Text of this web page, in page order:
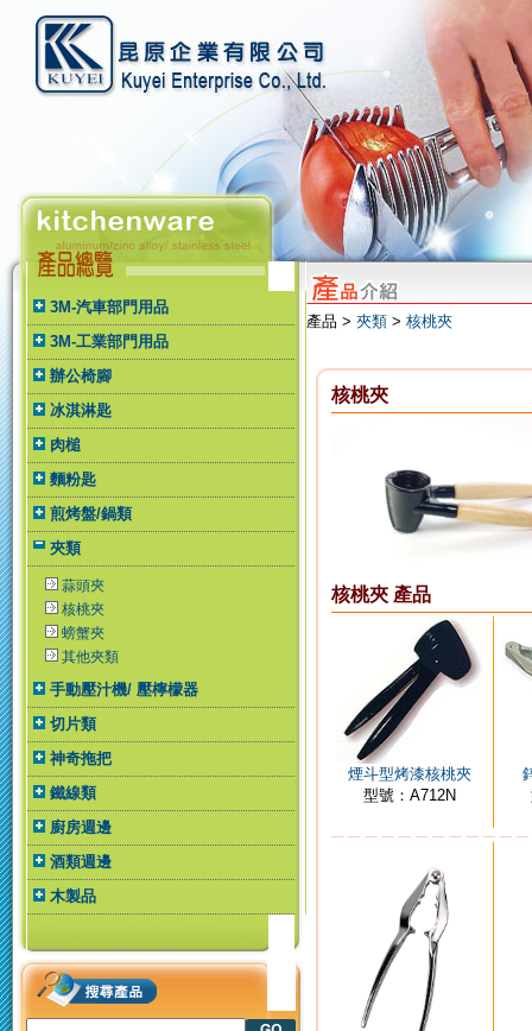
3M-汽車部門用品
3M-工業部門用品
辦公椅腳
冰淇淋匙
肉槌
麵粉匙
煎烤盤/鍋類
夾類
蒜頭夾
核桃夾
螃蟹夾
其他夾類
手動壓汁機/ 壓檸檬器
切片類
神奇拖把
鐵線類
廚房週邊
酒類週邊
木製品
產品 > 夾類 > 核桃夾
核桃夾
核桃夾 產品
煙斗型烤漆核桃夾
型號：A712N